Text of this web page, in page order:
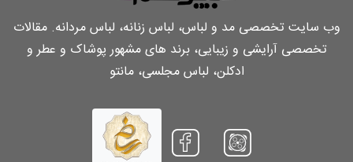
وب سایت تخصصی مد و لباس، لباس زنانه، لباس مردانه. مقالات
تخصصی آرایشی و زیبایی، برند های مشهور پوشاک و عطر و
ادکلن، لباس مجلسی، مانتو